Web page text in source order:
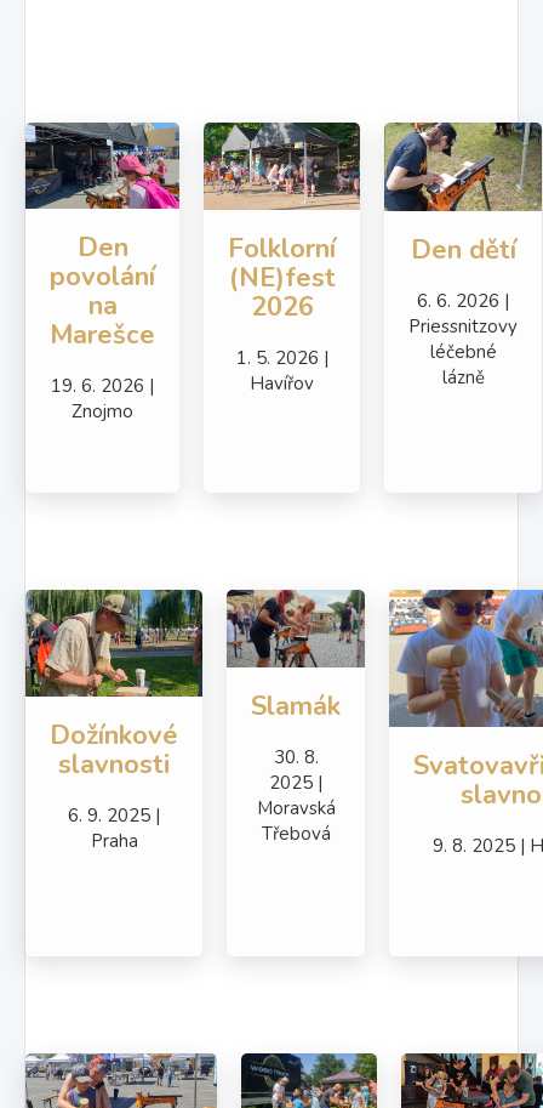
Den
povolání
na
Marešce
19. 6. 2026 |
Znojmo
Folklorní
(NE)fest
2026
1. 5. 2026 |
Havířov
Den dětí
6. 6. 2026 |
Priessnitzovy
léčebné
lázně
Dožínkové
slavnosti
6. 9. 2025 |
Praha
Slamák
30. 8.
2025 |
Moravská
Třebová
9. 8. 2025 |